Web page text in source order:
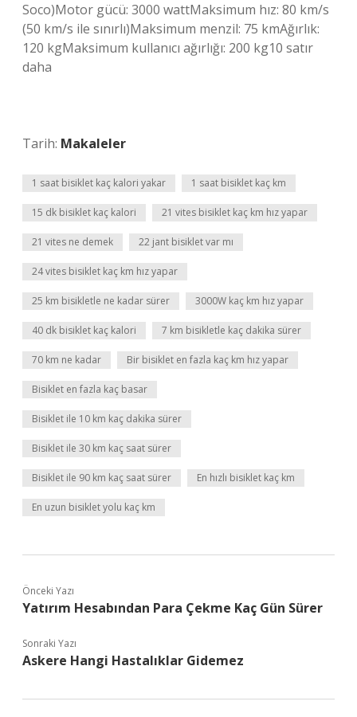
Soco)Motor gücü: 3000 wattMaksimum hız: 80 km/s
(50 km/s ile sınırlı)Maksimum menzil: 75 kmAğırlık:
120 kgMaksimum kullanıcı ağırlığı: 200 kg10 satır
daha
Tarih: Makaleler
1 saat bisiklet kaç kalori yakar 1 saat bisiklet kaç km
15 dk bisiklet kaç kalori 21 vites bisiklet kaç km hız yapar
21 vites ne demek 22 jant bisiklet var mı
24 vites bisiklet kaç km hız yapar
25 km bisikletle ne kadar sürer 3000W kaç km hız yapar
40 dk bisiklet kaç kalori 7 km bisikletle kaç dakika sürer
70 km ne kadar Bir bisiklet en fazla kaç km hız yapar
Bisiklet en fazla kaç basar
Bisiklet ile 10 km kaç dakika sürer
Bisiklet ile 30 km kaç saat sürer
Bisiklet ile 90 km kaç saat sürer En hızlı bisiklet kaç km
En uzun bisiklet yolu kaç km
Önceki Yazı
Yatırım Hesabından Para Çekme Kaç Gün Sürer
Sonraki Yazı
Askere Hangi Hastalıklar Gidemez